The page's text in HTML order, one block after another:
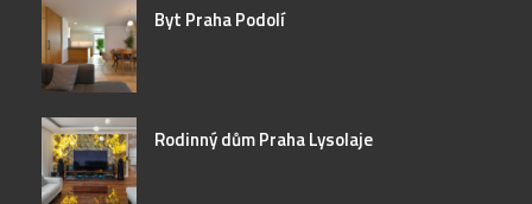
Byt Praha Podolí
Rodinný dům Praha Lysolaje